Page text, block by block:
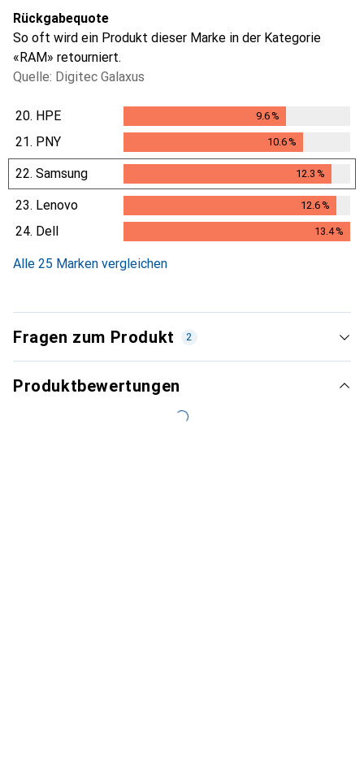
Rückgabequote
So oft wird ein Produkt dieser Marke in der Kategorie
«RAM» retourniert.
Quelle: Digitec Galaxus
20. HPE 9.6%
21. PNY 10.6%
22. Samsung 12.3 %
12.3%
23. Lenovo 12.6%
12.6%
24. Dell 13.4%
Alle 25 Marken vergleichen
Fragen zum Produkt 2
Produktbewertungen